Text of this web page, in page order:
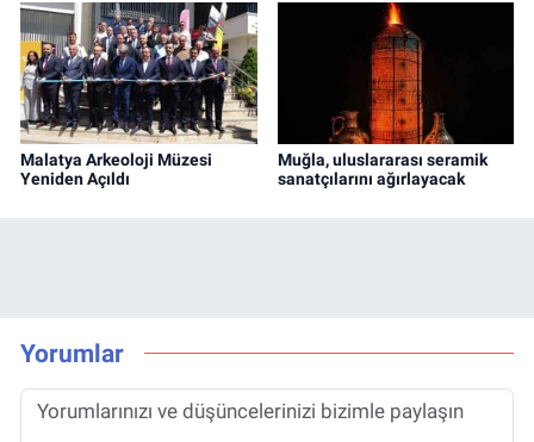
Malatya Arkeoloji Müzesi
Yeniden Açıldı
Muğla, uluslararası seramik
sanatçılarını ağırlayacak
Yorumlar